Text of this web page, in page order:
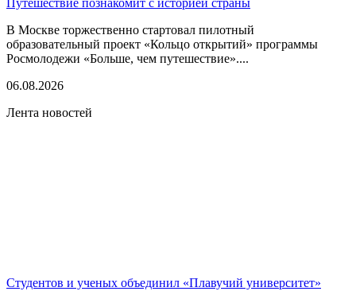
В Москве торжественно стартовал пилотный
образовательный проект «Кольцо открытий» программы
Росмолодежи «Больше, чем путешествие»....
06.08.2026
Лента новостей
Студентов и ученых объединил «Плавучий университет»